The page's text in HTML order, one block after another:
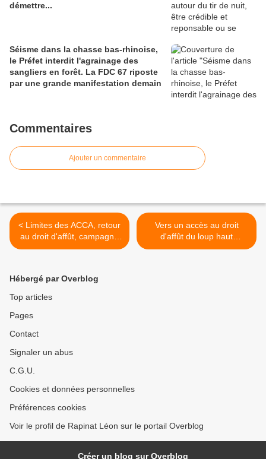
démettre...
Séisme dans la chasse bas-rhinoise,
le Préfet interdit l'agrainage des
sangliers en forêt. La FDC 67 riposte
par une grande manifestation demain
Commentaires
Ajouter un commentaire
< Limites des ACCA, retour
au droit d'affût, campagne
de recrutement de
la pagaille
Vers un accès au droit
d'affût du loup haut
savoyard ? >
Hébergé par Overblog
Top articles
Pages
Contact
Signaler un abus
C.G.U.
Cookies et données personnelles
Préférences cookies
Voir le profil de Rapinat Léon sur le portail Overblog
Créer un blog sur Overblog